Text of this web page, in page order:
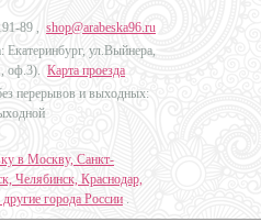
89 , shop@arabeska96.ru
Екатеринбург, ул.Выйнера,
оф.3). Карта проезда
перерывов и выходных:
в Москву, Санкт-
Челябинск, Краснодар,
города России .